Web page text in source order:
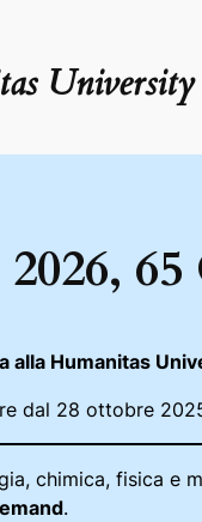
65
alla Humanitas
dal 28 ottobre
chimica, fisica e
.